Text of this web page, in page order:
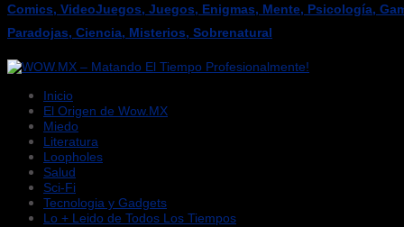
Comics, VideoJuegos, Juegos, Enigmas, Mente, Psicología,
Paradojas, Ciencia, Misterios, Sobrenatural
Inicio
El Origen de Wow.MX
Miedo
Literatura
Loopholes
Salud
Sci-Fi
Tecnologia y Gadgets
Lo + Leido de Todos Los Tiempos